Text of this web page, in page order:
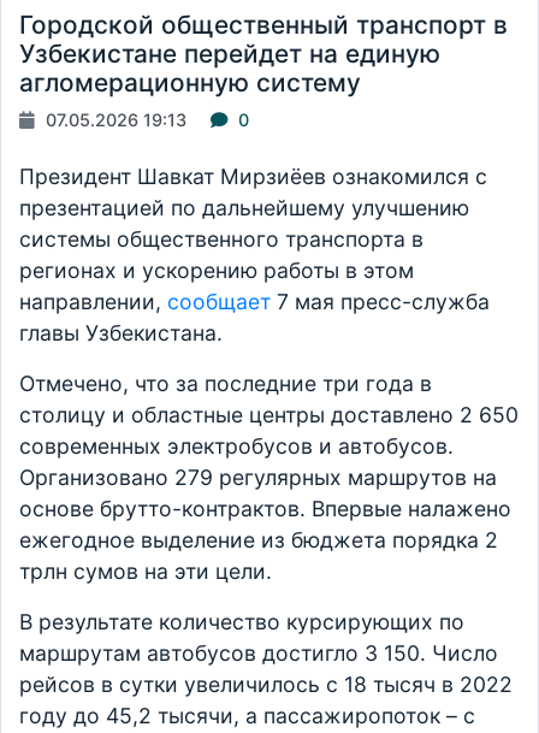
Городской общественный транспорт в
Узбекистане перейдет на единую
агломерационную систему
07.05.2026 19:13 0
Президент Шавкат Мирзиёев ознакомился с
презентацией по дальнейшему улучшению
системы общественного транспорта в
регионах и ускорению работы в этом
направлении, сообщает 7 мая пресс-служба
главы Узбекистана.
Отмечено, что за последние три года в
столицу и областные центры доставлено 2 650
современных электробусов и автобусов.
Организовано 279 регулярных маршрутов на
основе брутто-контрактов. Впервые налажено
ежегодное выделение из бюджета порядка 2
трлн сумов на эти цели.
В результате количество курсирующих по
маршрутам автобусов достигло 3 150. Число
рейсов в сутки увеличилось с 18 тысяч в 2022
году до 45,2 тысячи, а пассажиропоток – с